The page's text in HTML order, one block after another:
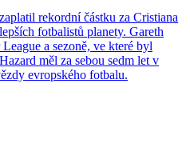
rekordní částku za Cristiana
fotbalistů planety. Gareth
a sezoně, ve které byl
měl za sebou sedm let v
evropského fotbalu.